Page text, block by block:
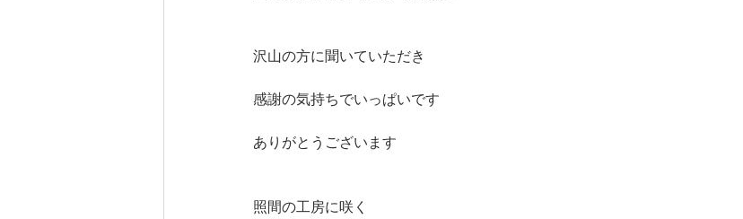
沢山の方に聞いていただき
感謝の気持ちでいっぱいです
ありがとうございます
照間の工房に咲く